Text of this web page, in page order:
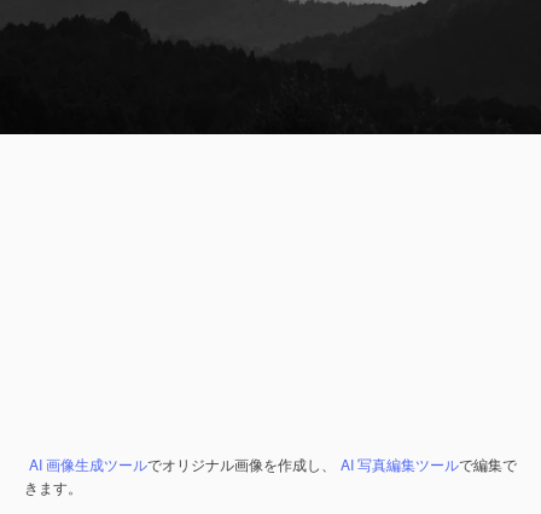
AI 画像生成ツールでオリジナル画像を作成し、 AI 写真編集ツールで編集で
きます。